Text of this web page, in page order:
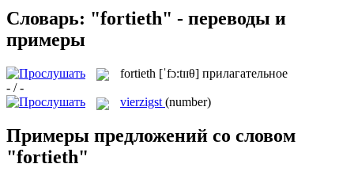
Словарь: "fortieth" - переводы и
примеры
fortieth [ˈfɔ:tɪɪθ] прилагательное
- / -
vierzigst (number)
Примеры предложений со словом
"fortieth"